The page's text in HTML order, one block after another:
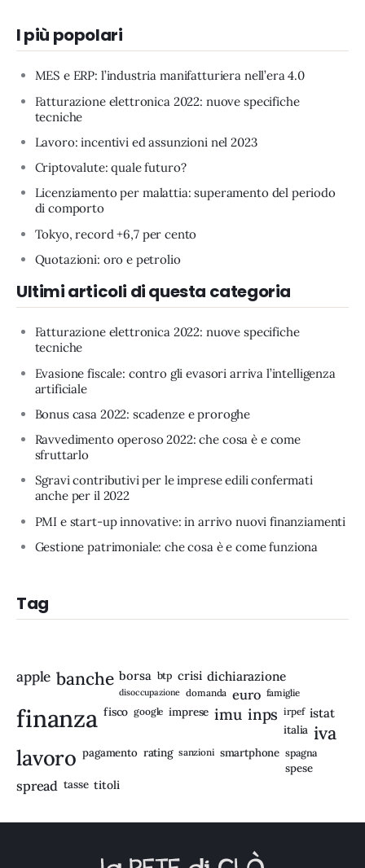
I più popolari
MES e ERP: l’industria manifatturiera nell’era 4.0
Fatturazione elettronica 2022: nuove specifiche
tecniche
Lavoro: incentivi ed assunzioni nel 2023
Criptovalute: quale futuro?
Licenziamento per malattia: superamento del periodo
di comporto
Tokyo, record +6,7 per cento
Quotazioni: oro e petrolio
Ultimi articoli di questa categoria
Fatturazione elettronica 2022: nuove specifiche
tecniche
Evasione fiscale: contro gli evasori arriva l’intelligenza
artificiale
Bonus casa 2022: scadenze e proroghe
Ravvedimento operoso 2022: che cosa è e come
sfruttarlo
Sgravi contributivi per le imprese edili confermati
anche per il 2022
PMI e start-up innovative: in arrivo nuovi finanziamenti
Gestione patrimoniale: che cosa è e come funziona
Tag
apple banche borsa btp crisi dichiarazione
disoccupazione domanda euro famiglie
finanza fisco google imprese imu inps irpef istat
italia iva
lavoro pagamento rating sanzioni smartphone spagna
spese
spread tasse titoli